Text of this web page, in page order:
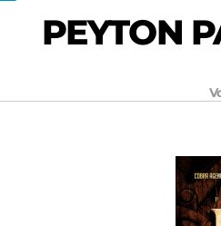
PEYTON